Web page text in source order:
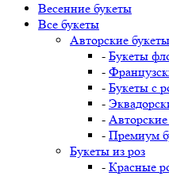
Весенние букеты
Все букеты
Авторские букеты
- Букеты
-
- Букеты с
-
-
- Премиум
Букеты из роз
- Красные